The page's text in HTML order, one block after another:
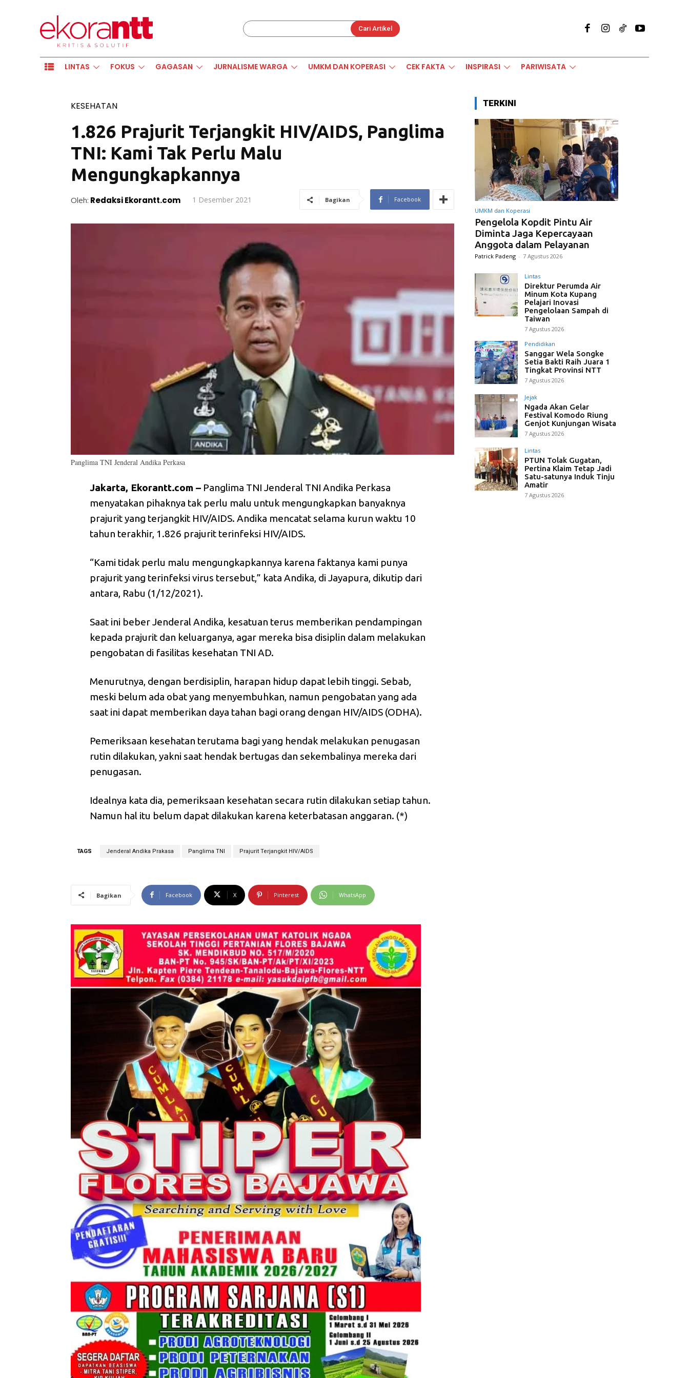
Cari Artikel
LINTAS FOKUS GAGASAN JURNALISME WARGA UMKM DAN KOPERASI CEK FAKTA INSPIRASI PARIWISATA
KESEHATAN
1.826 Prajurit Terjangkit HIV/AIDS, Panglima
TNI: Kami Tak Perlu Malu
Mengungkapkannya
Oleh: Redaksi Ekorantt.com 1 Desember 2021 Bagikan Facebook
Panglima TNI Jenderal Andika Perkasa
Jakarta, Ekorantt.com – Panglima TNI Jenderal TNI Andika Perkasa
menyatakan pihaknya tak perlu malu untuk mengungkapkan banyaknya
prajurit yang terjangkit HIV/AIDS. Andika mencatat selama kurun waktu 10
tahun terakhir, 1.826 prajurit terinfeksi HIV/AIDS.
“Kami tidak perlu malu mengungkapkannya karena faktanya kami punya
prajurit yang terinfeksi virus tersebut,” kata Andika, di Jayapura, dikutip dari
antara, Rabu (1/12/2021).
Saat ini beber Jenderal Andika, kesatuan terus memberikan pendampingan
kepada prajurit dan keluarganya, agar mereka bisa disiplin dalam melakukan
pengobatan di fasilitas kesehatan TNI AD.
Menurutnya, dengan berdisiplin, harapan hidup dapat lebih tinggi. Sebab,
meski belum ada obat yang menyembuhkan, namun pengobatan yang ada
saat ini dapat memberikan daya tahan bagi orang dengan HIV/AIDS (ODHA).
Pemeriksaan kesehatan terutama bagi yang hendak melakukan penugasan
rutin dilakukan, yakni saat hendak bertugas dan sekembalinya mereka dari
penugasan.
Idealnya kata dia, pemeriksaan kesehatan secara rutin dilakukan setiap tahun.
Namun hal itu belum dapat dilakukan karena keterbatasan anggaran. (*)
TAGS Jenderal Andika Prakasa Panglima TNI Prajurit Terjangkit HIV/AIDS
Bagikan Facebook X Pinterest WhatsApp
TERKINI
UMKM dan Koperasi
Pengelola Kopdit Pintu Air
Diminta Jaga Kepercayaan
Anggota dalam Pelayanan
Patrick Padeng - 7 Agustus 2026
Lintas
Direktur Perumda Air
Minum Kota Kupang
Pelajari Inovasi
Pengelolaan Sampah di
Taiwan
7 Agustus 2026
Pendidikan
Sanggar Wela Songke
Setia Bakti Raih Juara 1
Tingkat Provinsi NTT
7 Agustus 2026
Jejak
Ngada Akan Gelar
Festival Komodo Riung
Genjot Kunjungan Wisata
7 Agustus 2026
Lintas
PTUN Tolak Gugatan,
Pertina Klaim Tetap Jadi
Satu-satunya Induk Tinju
Amatir
7 Agustus 2026